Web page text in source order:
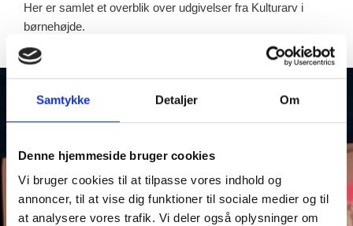
Samtykke Detaljer Om
Denne hjemmeside bruger cookies
Vi bruger cookies til at tilpasse vores indhold og
annoncer, til at vise dig funktioner til sociale medier og til
at analysere vores trafik. Vi deler også oplysninger om
Her er samlet et overblik over udgivelser fra Kulturarv i
børnehøjde.